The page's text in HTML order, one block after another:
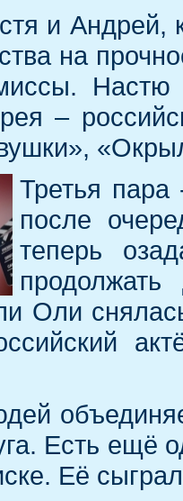
и Андрей,
на
Настю
–
Третья
после
теперь
Оли
Есть ещё
Её